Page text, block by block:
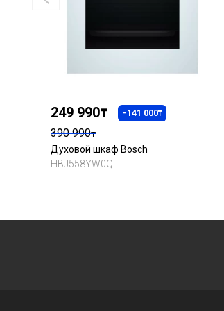
249 990₸ -141 000₸
390 990₸
Духовой шкаф Bosch
HBJ558YW0Q